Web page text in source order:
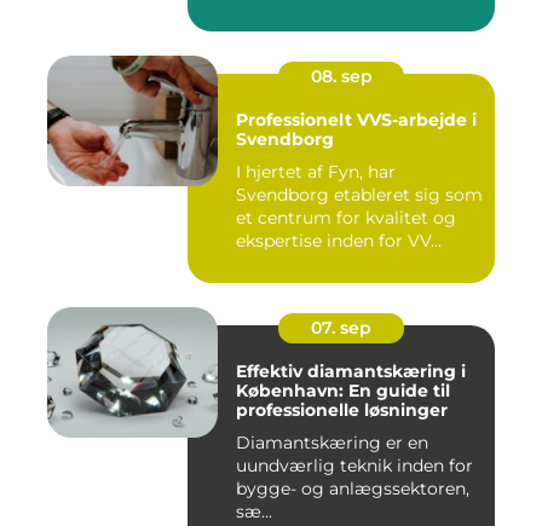
08. sep
Professionelt VVS-arbejde i
Svendborg
I hjertet af Fyn, har
Svendborg etableret sig som
et centrum for kvalitet og
ekspertise inden for VV...
07. sep
Effektiv diamantskæring i
København: En guide til
professionelle løsninger
Diamantskæring er en
uundværlig teknik inden for
bygge- og anlægssektoren,
sæ...